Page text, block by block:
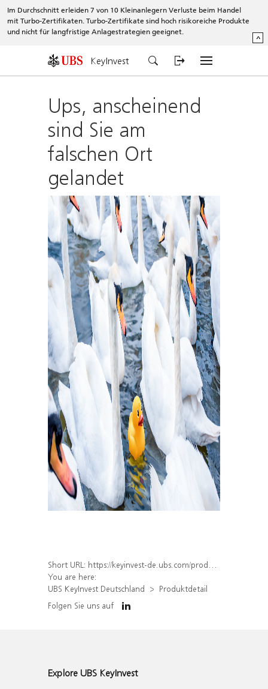
Im Durchschnitt erleiden 7 von 10 Kleinanlegern Verluste beim Handel
mit Turbo-Zertifikaten. Turbo-Zertifikate sind hoch risikoreiche Produkte
und nicht für langfristige Anlagestrategien geeignet.
^
KeyInvest
Ups, anscheinend
sind Sie am
falschen Ort
gelandet
Short URL: https://keyinvest-de.ubs.com/produkt/detail/index/isin/DE000UL7C7M0
You are here:
UBS KeyInvest Deutschland
Produktdetail
Folgen Sie uns auf
Explore UBS KeyInvest